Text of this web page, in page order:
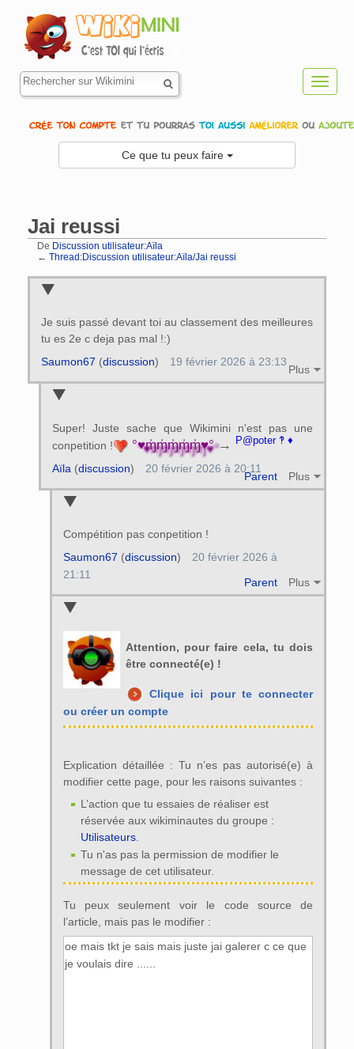
Ce que tu peux faire
Jai reussi
De Discussion utilisateur:Aïla
← Thread:Discussion utilisateur:Aïla/Jai reussi
Je suis passé devant toi au classement des meilleures
tu es 2e c deja pas mal !:)
Plus
Saumon67 (discussion) 19 février 2026 à 23:13
Super! Juste sache que Wikimini n'est pas une
conpetition !
°♥ɱ̍ɱ̍ɱ̍ɱ̍ɱ̍♥°→ P@poter ‽ ♦
Parent Plus
Aïla (discussion) 20 février 2026 à 20:11
Compétition pas conpetition !
Parent Plus
Saumon67 (discussion)
20 février 2026 à
21:11
Attention, pour faire cela, tu dois
être connecté(e) !
Clique ici pour te connecter
ou créer un compte
Explication détaillée : Tu n’es pas autorisé(e) à
modifier cette page, pour les raisons suivantes :
L’action que tu essaies de réaliser est
réservée aux wikiminautes du groupe :
Utilisateurs
Tu n'as pas la permission de modifier le
message de cet utilisateur.
Tu peux seulement voir le code source de
l’article, mais pas le modifier :